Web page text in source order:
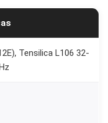
Tensilica L106 32-